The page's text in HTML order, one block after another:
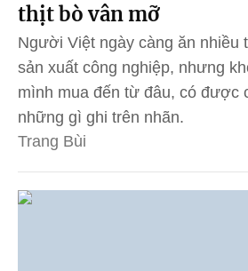
thịt bò vân mỡ
Người Việt ngày càng ăn nhiều
sản xuất công nghiệp, nhưng
mình mua đến từ đâu, có được
những gì ghi trên nhãn.
Trang Bùi